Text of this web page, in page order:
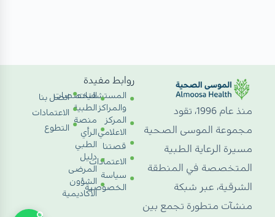
منذ عام 1996، تقود
مجموعة الموسى الصحية
مسيرة الرعاية الطبية
المتخصصة في المنطقة
الشرقية، عبر شبكة
منشآت متطورة تجمع بين
روابط مفيدة
المستشفيات
والمراكز
المركز
الاعلامي
قصتنا
الاعتمادات
سياسة
الخصوصية
التخصصات
الطبية
منصة
الرأي
الطبي
دليل
المرضى
الشؤون
الأكاديمية
اتصل بنا
الاعتمادات
التطوع